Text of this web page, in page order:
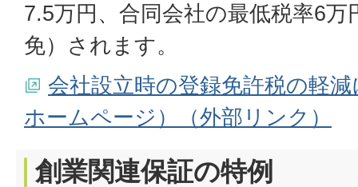
7.5万円、合同会社の最低税率6万
免）されます。
会社設立時の登録免許税の軽
ホームページ）（外部リンク）
創業関連保証の特例